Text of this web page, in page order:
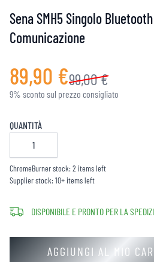
Sena SMH5 Singolo
Comunicazione
89,90 €99,00 €
9% sconto sul prezzo consigliato
QUANTITÀ
ChromeBurner stock: 2 items left
Supplier stock: 10+ items left
DISPONIBILE E PRONTO PER LA
AGGIUNGI AL MIO